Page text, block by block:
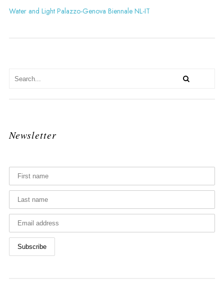
Water and Light Palazzo-Genova Biennale NL-IT
Newsletter